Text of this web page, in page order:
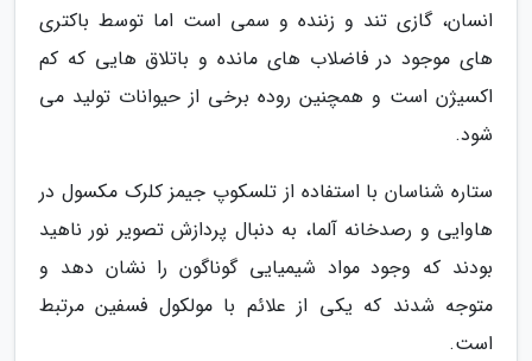
انسان، گازی تند و زننده و سمی است اما توسط باکتری
های موجود در فاضلاب های مانده و باتلاق هایی که کم
اکسیژن است و همچنین روده برخی از حیوانات تولید می
شود.
ستاره شناسان با استفاده از تلسکوپ جیمز کلرک مکسول در
هاوایی و رصدخانه آلما، به دنبال پردازش تصویر نور ناهید
بودند که وجود مواد شیمیایی گوناگون را نشان دهد و
متوجه شدند که یکی از علائم با مولکول فسفین مرتبط
است.